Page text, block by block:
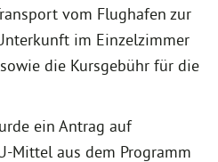
vom Flughafen zur
im Einzelzimmer
die Kursgebühr für die
ein Antrag auf
Mittel aus dem Programm